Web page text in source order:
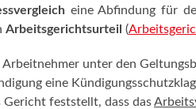
eine Abfindung für
Arbeitsgerichtsurteil (
Arbeitnehmer unter den
eine
Gericht feststellt, dass das